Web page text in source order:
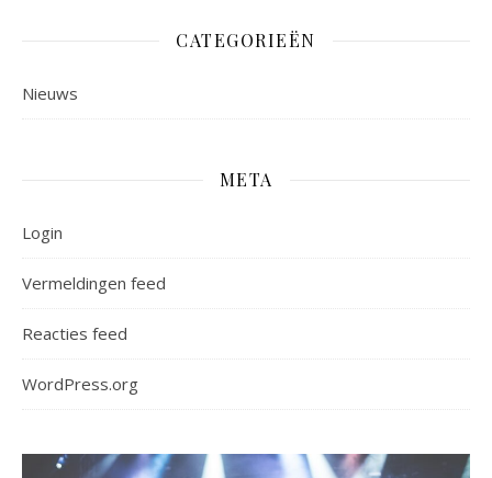
CATEGORIEËN
Nieuws
META
Login
Vermeldingen feed
Reacties feed
WordPress.org